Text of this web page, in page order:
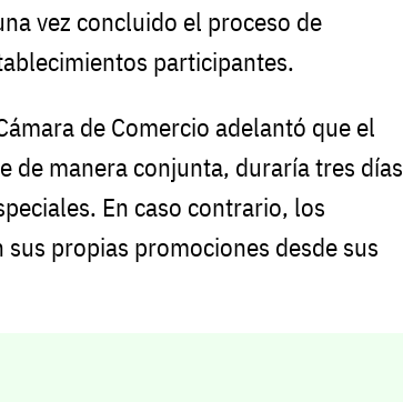
vez concluido el proceso de
participantes.
de Comercio adelantó que el
de manera conjunta, duraría tres días
En caso contrario, los
propias promociones desde sus